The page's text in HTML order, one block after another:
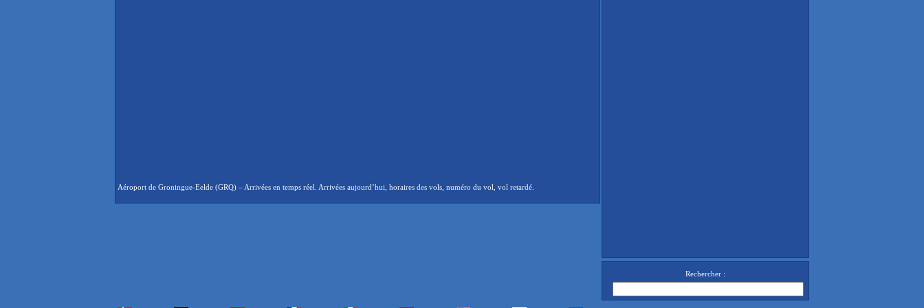
Aéroport de Groningue-Eelde (GRQ) – Arrivées en temps réel. Arrivées aujourd’hui, horaires des vols, numéro du vol, vol retardé.
Rechercher :